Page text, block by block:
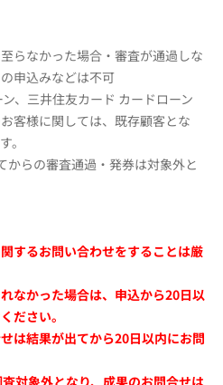
らなかった場合・審査が通過しな
申込みなどは不可
、三井住友カード カードローン
客様に関しては、既存顧客とな
。
らの審査通過・発券は対象外と
するお問い合わせをすることは厳
なかった場合は、申込から20日以
ださい。
は結果が出てから20日以内にお問
対象外となり、成果のお問合せは